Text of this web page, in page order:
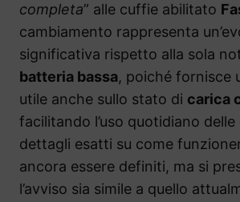
completa” alle cuffie abilitato
cambiamento rappresenta
significativa rispetto alla sola
batteria bassa, poiché fornisce
utile anche sullo stato di carica
facilitando l’uso quotidiano delle
dettagli esatti su come
ancora essere definiti, ma si
l’avviso sia simile a quello